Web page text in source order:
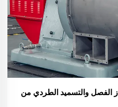
الفصل والتسميد الطردي من